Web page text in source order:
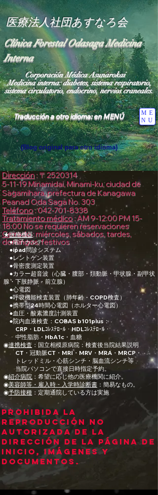
医療法人社団あすなろ会
Clínica Forestal Odasaga Medicina
Interna
Traducción a otro idioma: en MENÚ
ME
NU
Corporación Médica Asunarokai
Medicina interna: diabetes, sistema respiratorio,
sistema circulatorio, endocrino, nervios craneales.
(Blog original para otro idioma)
Cielos: Más allá del Universo: El Mundo
Reside el Dios de la Luz"
en medicina interna general
mundial
médica sensible
personal
Dirección : 〒2520314
5-11-19 Minamidai, Minami-ku, ciudad de
Sagamihara,prefectura de Kanagawa
Peanad Oda Saga No. 303
Teléfono:042-701-8338
Tratamiento médico: AM 9-12:00 PM 15-
18:00 No se requieren reservaciones
Cerrado: miércoles, sábados, tardes,
domingos, festivos
Prohibida la
reproducción no
autorizada de la
dirección de la página de
inicio, imágenes y
documentos.
★医療機器
●電子カルテ
●ipad問診システム
●レントゲン装置
●骨密度測定装置
●カラー超音波（心臓・腹部・頚動脈・甲状腺・副甲状
腺・下肢静脈・前立腺）
●心電図
●呼吸機能検査装置（肺年齢・COPD検査）
●携帯型24時間心電図（ホルター心電図）
●血圧・酸素濃度計測装置
●院内血液検査：​COBAS b101plus：
CRP・LDLｺﾚｽﾃﾛｰﾙ・HDLｺﾚｽﾃﾛｰﾙ・
中性脂肪・HbA1c・血糖
◉連携検査 ：国立相模原病院：検査後当院結果説明
CT・冠動脈CT・MRI・MRV・MRA・MRCP・
トレッドミル・心筋シンチ・脳血流シンチ等
当院パソコンで直接日時指定予約。​
◉紹介病院 ：希望に応じ他の医療機関に紹介。
◉美容師等・雇入時・入学時診断書 ：簡易なもの。
​◉予防接種 ：​定期通院している方は実施